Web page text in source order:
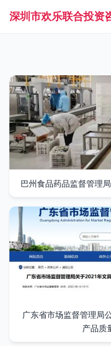
巴州食品药品监督管理
广东省市场监督管理局
产品质